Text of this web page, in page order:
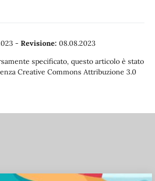
- Revisione: 08.08.2023
specificato, questo articolo è stato
Creative Commons Attribuzione 3.0